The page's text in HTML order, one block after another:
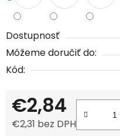
Dostupnosť
Môžeme doručiť do:
Kód:
€2,84
€2,31 bez DPH